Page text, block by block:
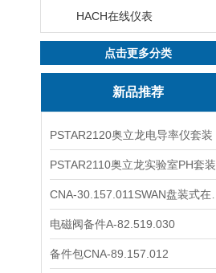
HACH在线仪表
点击更多分类
新品推荐
PSTAR2120奥立龙电导率仪套装
PSTAR2110奥立龙实验室PH套装
电磁阀备件A-82.519.030
备件包CNA-89.157.012